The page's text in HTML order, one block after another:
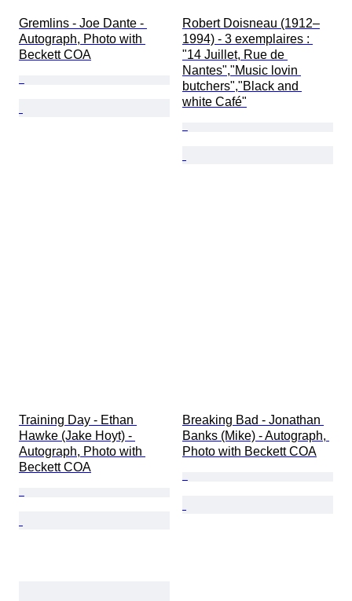
Gremlins - Joe Dante -
Autograph, Photo with
Beckett COA
Robert Doisneau (1912–
1994) - 3 exemplaires :
"14 Juillet, Rue de
Nantes","Music lovin
butchers","Black and
white Café"
Training Day - Ethan
Hawke (Jake Hoyt) -
Autograph, Photo with
Beckett COA
Breaking Bad - Jonathan
Banks (Mike) - Autograph,
Photo with Beckett COA